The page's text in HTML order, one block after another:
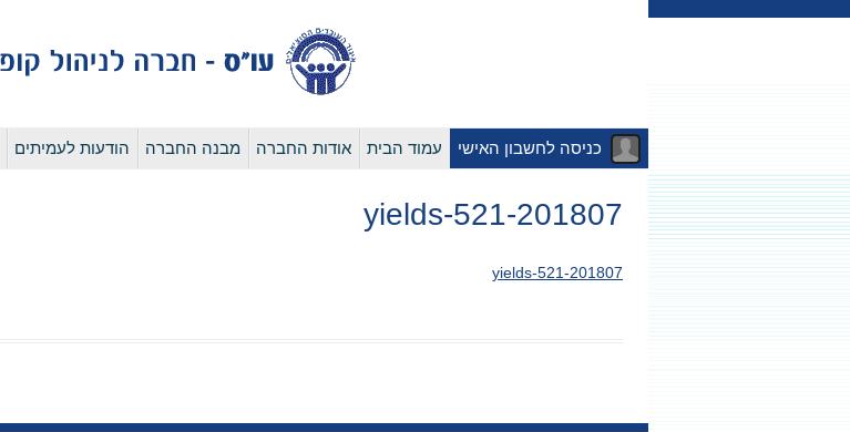
לדלג
כניסה לחשבון האישי עמוד הבית אודות החברה מבנה החברה הודעות לעמיתים
201807-yields-521
201807-yields-521